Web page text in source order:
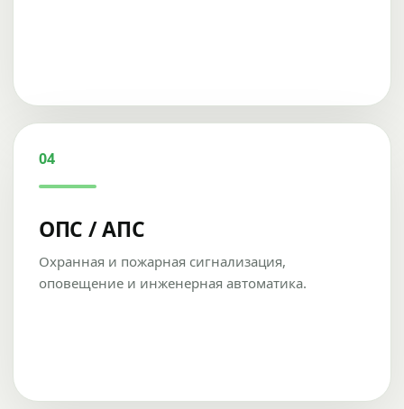
04
ОПС / АПС
Охранная и пожарная сигнализация,
оповещение и инженерная автоматика.